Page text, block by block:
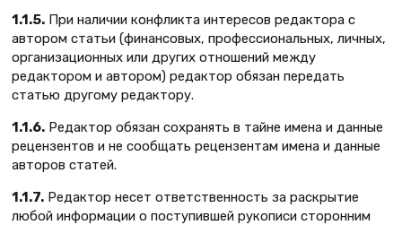
1.1.5. При наличии конфликта интересов редактора с
автором статьи (финансовых, профессиональных, личных,
организационных или других отношений между
редактором и автором) редактор обязан передать
статью другому редактору.
1.1.6. Редактор обязан сохранять в тайне имена и данные
рецензентов и не сообщать рецензентам имена и данные
авторов статей.
1.1.7. Редактор несет ответственность за раскрытие
любой информации о поступившей рукописи сторонним